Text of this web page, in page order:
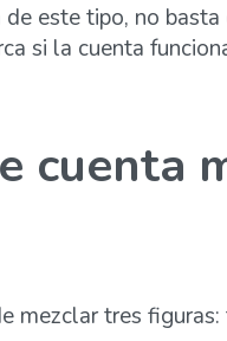
este tipo, no
si la cuenta
cuenta
mezclar tres